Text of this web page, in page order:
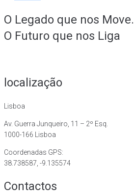
O Legado que nos Move.
O Futuro que nos Liga
localização
Lisboa
Av. Guerra Junqueiro, 11 – 2º Esq.
1000-166 Lisboa
Coordenadas GPS:
38.738587, -9.135574
Contactos